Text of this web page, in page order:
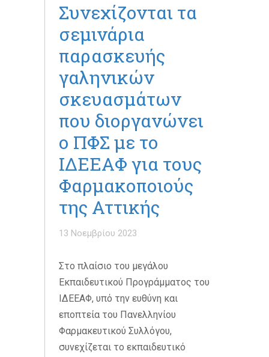
Συνεχίζονται τα
σεμινάρια
παρασκευής
γαληνικών
σκευασμάτων
που διοργανώνει
ο ΠΦΣ με το
ΙΔΕΕΑΦ για τους
Φαρμακοποιούς
της Αττικής
13 Νοεμβρίου 2023
Στο πλαίσιο του μεγάλου
Εκπαιδευτικού Προγράμματος του
ΙΔΕΕΑΦ, υπό την ευθύνη και
εποπτεία του Πανελληνίου
Φαρμακευτικού Συλλόγου,
συνεχίζεται το εκπαιδευτικό